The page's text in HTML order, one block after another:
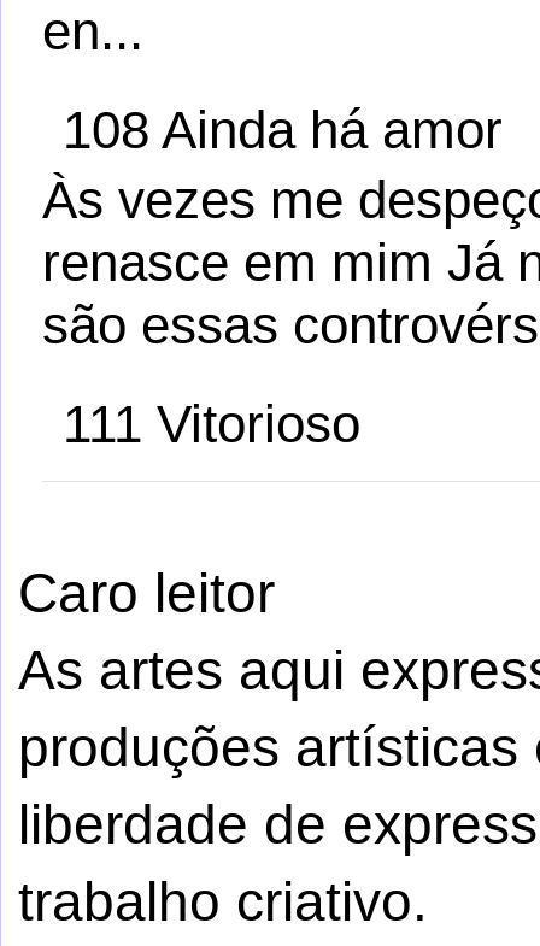
en...
108 Ainda há amor
Às vezes me
renasce em mim Já
são essas
111 Vitorioso
Caro leitor
As artes aqui
produções artísticas
liberdade de
trabalho criativo.